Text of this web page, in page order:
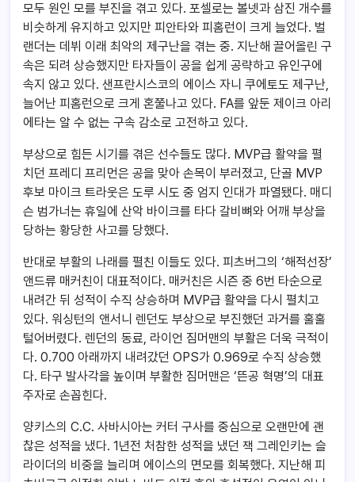
모두 원인 모를 부진을 겪고 있다. 포셀로는 볼넷과 삼진 개수를
비슷하게 유지하고 있지만 피안타와 피홈런이 크게 늘었다. 벌
랜더는 데뷔 이래 최악의 제구난을 겪는 중. 지난해 끌어올린 구
속은 되려 상승했지만 타자들이 공을 쉽게 공략하고 유인구에
속지 않고 있다. 샌프란시스코의 에이스 자니 쿠에토도 제구난,
늘어난 피홈런으로 크게 혼쭐나고 있다. FA를 앞둔 제이크 아리
에타는 알 수 없는 구속 감소로 고전하고 있다.
부상으로 힘든 시기를 겪은 선수들도 많다. MVP급 활약을 펼
치던 프레디 프리먼은 공을 맞아 손목이 부러졌고, 단골 MVP
후보 마이크 트라웃은 도루 시도 중 엄지 인대가 파열됐다. 매디
슨 범가너는 휴일에 산악 바이크를 타다 갈비뼈와 어깨 부상을
당하는 황당한 사고를 당했다.
반대로 부활의 나래를 펼친 이들도 있다. 피츠버그의 ‘해적선장’
앤드류 매커친이 대표적이다. 매커친은 시즌 중 6번 타순으로
내려간 뒤 성적이 수직 상승하며 MVP급 활약을 다시 펼치고
있다. 워싱턴의 앤서니 렌던도 부상으로 부진했던 과거를 훌훌
털어버렸다. 렌던의 동료, 라이언 짐머맨의 부활은 더욱 극적이
다. 0.700 아래까지 내려갔던 OPS가 0.969로 수직 상승했
다. 타구 발사각을 높이며 부활한 짐머맨은 ‘뜬공 혁명’의 대표
주자로 손꼽힌다.
양키스의 C.C. 사바시아는 커터 구사를 중심으로 오랜만에 괜
찮은 성적을 냈다. 1년전 처참한 성적을 냈던 잭 그레인키는 슬
라이더의 비중을 늘리며 에이스의 면모를 회복했다. 지난해 피